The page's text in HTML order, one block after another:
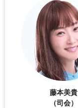
藤本美貴
（司会）